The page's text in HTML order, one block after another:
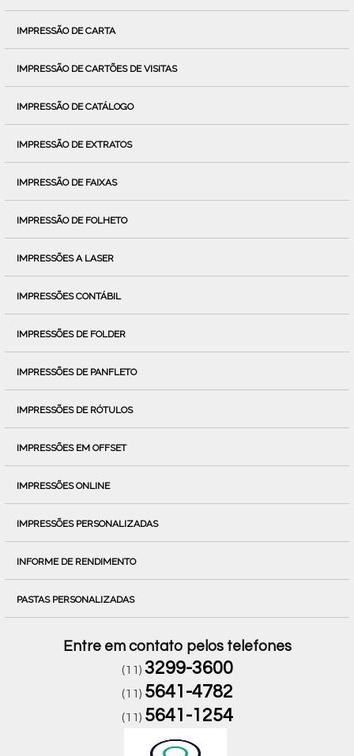
IMPRESSÃO DE CARTA
IMPRESSÃO DE CARTÕES DE VISITAS
IMPRESSÃO DE CATÁLOGO
IMPRESSÃO DE EXTRATOS
IMPRESSÃO DE FAIXAS
IMPRESSÃO DE FOLHETO
IMPRESSÕES A LASER
IMPRESSÕES CONTÁBIL
IMPRESSÕES DE FOLDER
IMPRESSÕES DE PANFLETO
IMPRESSÕES DE RÓTULOS
IMPRESSÕES EM OFFSET
IMPRESSÕES ONLINE
IMPRESSÕES PERSONALIZADAS
INFORME DE RENDIMENTO
PASTAS PERSONALIZADAS
Entre em contato pelos telefones
(11) 3299-3600
(11) 5641-4782
(11) 5641-1254